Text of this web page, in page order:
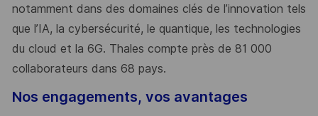
notamment dans des domaines clés de l’innovation tels
que l’IA, la cybersécurité, le quantique, les technologies
du cloud et la 6G. Thales compte près de 81 000
collaborateurs dans 68 pays.
Nos engagements, vos avantages